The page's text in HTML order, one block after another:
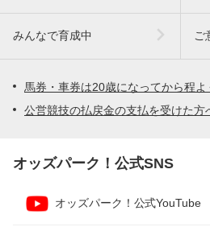
みんなで育成中 ご
馬券・車券は20歳になってから程
公営競技の払戻金の支払を受けた方
オッズパーク！公式SNS
オッズパーク！公式YouTube